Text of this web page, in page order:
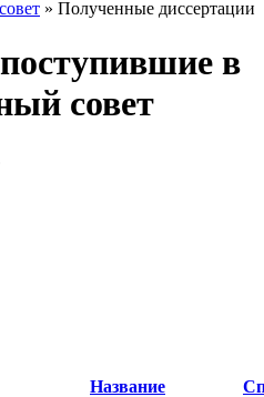
» Полученные диссертации
в
совет
Название